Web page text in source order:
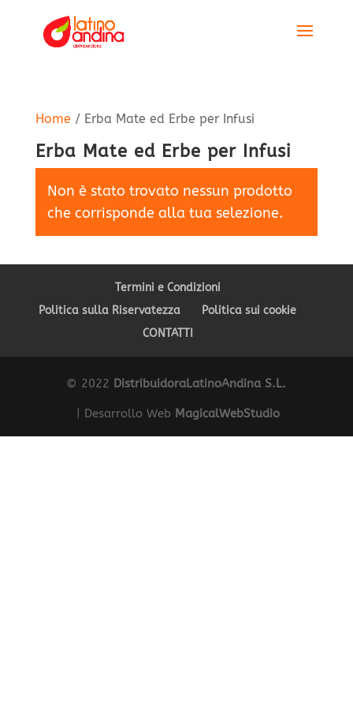
Home / Erba Mate ed Erbe per Infusi
Erba Mate ed Erbe per Infusi
Non è stato trovato nessun prodotto
che corrisponde alla tua selezione.
Termini e Condizioni
Politica sulla Riservatezza
Politica sui cookie
CONTATTI
© 2022 DistribuidoraLatinoAndina S.L.
| Desarrollo Web MagicalWebStudio